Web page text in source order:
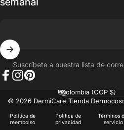
Suscríbete a nuestra lista de
© 2026 DermiCare Tienda
Política de
reembolso
Política de
privacidad
Términos
servicio
País/región